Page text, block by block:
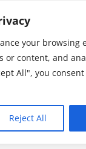
your browsing
or content, and
All", you
Reject All